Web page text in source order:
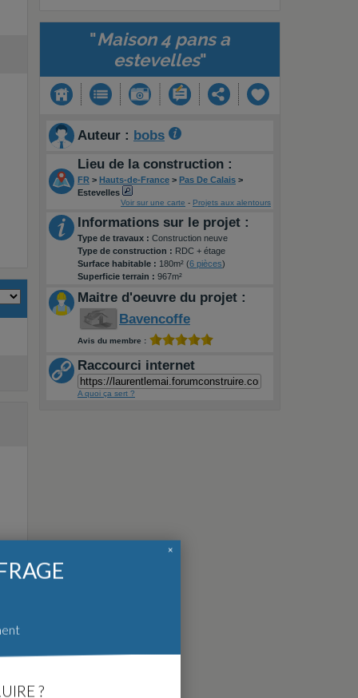
"Maison 4 pans a
estevelles"
Auteur : bobs
Lieu de la construction :
FR > Hauts-de-France > Pas De Calais >
Estevelles
Voir sur une carte - Projets aux alentours
Informations sur le projet :
Type de travaux : Construction neuve
Type de construction : RDC + étage
Surface habitable : 180m² (6 pièces)
Superficie terrain : 967m²
Maitre d'oeuvre du projet :
Bavencoffe
Avis du membre :
Raccourci internet
A quoi ça sert ?
?
×